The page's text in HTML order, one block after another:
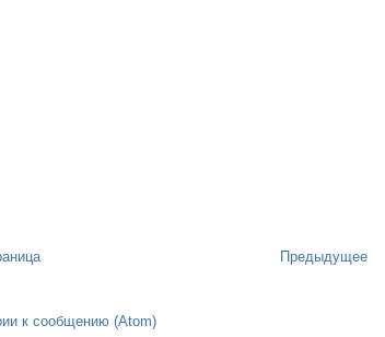
Предыдущее
к сообщению (Atom)